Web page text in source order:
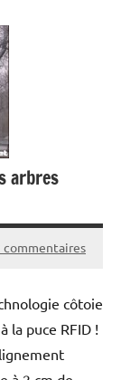
arbres
commentaires
côtoie
la puce RFID !